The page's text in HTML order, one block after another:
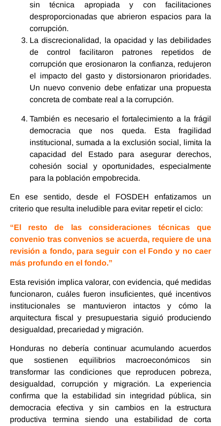
sin técnica apropiada y con facilitaciones
desproporcionadas que abrieron espacios para la
corrupción.
La discrecionalidad, la opacidad y las debilidades
de control facilitaron patrones repetidos de
corrupción que erosionaron la confianza, redujeron
el impacto del gasto y distorsionaron prioridades.
Un nuevo convenio debe enfatizar una propuesta
concreta de combate real a la corrupción.
También es necesario el fortalecimiento a la frágil
democracia que nos queda. Esta fragilidad
institucional, sumada a la exclusión social, limita la
capacidad del Estado para asegurar derechos,
cohesión social y oportunidades, especialmente
para la población empobrecida.
En ese sentido, desde el FOSDEH enfatizamos un
criterio que resulta ineludible para evitar repetir el ciclo:
“El resto de las consideraciones técnicas que
convenio tras convenios se acuerda, requiere de una
revisión a fondo, para seguir con el Fondo y no caer
más profundo en el fondo.”
Esta revisión implica valorar, con evidencia, qué medidas
funcionaron, cuáles fueron insuficientes, qué incentivos
institucionales se mantuvieron intactos y cómo la
arquitectura fiscal y presupuestaria siguió produciendo
desigualdad, precariedad y migración.
Honduras no debería continuar acumulando acuerdos
que sostienen equilibrios macroeconómicos sin
transformar las condiciones que reproducen pobreza,
desigualdad, corrupción y migración. La experiencia
confirma que la estabilidad sin integridad pública, sin
democracia efectiva y sin cambios en la estructura
productiva termina siendo una estabilidad de corta